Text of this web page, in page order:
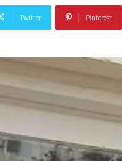
Twitter Pinterest